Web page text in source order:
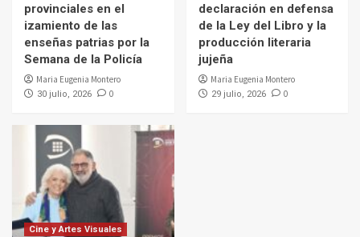
provinciales en el
izamiento de las
enseñas patrias por la
Semana de la Policía
Maria Eugenia Montero
30 julio, 2026 0
declaración en defensa
de la Ley del Libro y la
producción literaria
jujeña
Maria Eugenia Montero
29 julio, 2026 0
Cine y Artes Visuales